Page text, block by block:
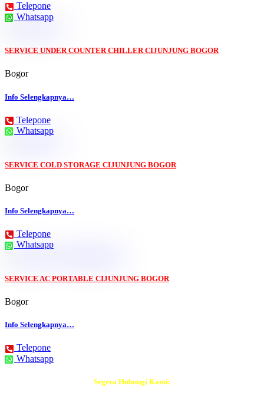
Telepone
Whatsapp
SERVICE UNDER COUNTER CHILLER CIJUNJUNG BOGOR
Bogor
Info Selengkapnya…
Telepone
Whatsapp
SERVICE COLD STORAGE CIJUNJUNG BOGOR
Bogor
Info Selengkapnya…
Telepone
Whatsapp
SERVICE AC PORTABLE CIJUNJUNG BOGOR
Bogor
Info Selengkapnya…
Telepone
Whatsapp
Segera Hubungi Kami: